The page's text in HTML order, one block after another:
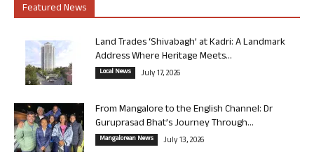
Featured News
Land Trades ‘Shivabagh’ at Kadri: A Landmark
Address Where Heritage Meets...
Local News July 17, 2026
From Mangalore to the English Channel: Dr
Guruprasad Bhat’s Journey Through...
Mangalorean News July 13, 2026